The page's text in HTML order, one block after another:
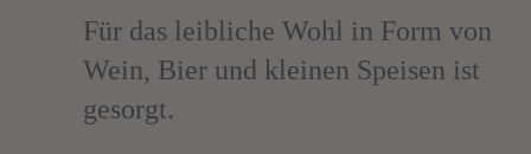
Für das leibliche Wohl in Form von
Wein, Bier und kleinen Speisen ist
gesorgt.